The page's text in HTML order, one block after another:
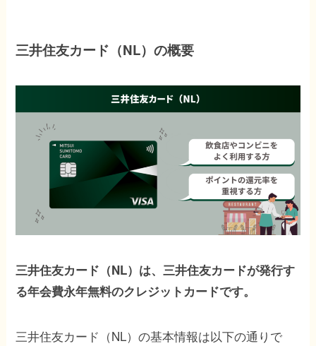
三井住友カード（NL）の概要
三井住友カード（NL）は、三井住友カードが発行す
る年会費永年無料のクレジットカードです。
三井住友カード（NL）の基本情報は以下の通りで